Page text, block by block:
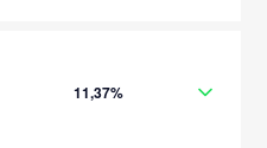
11,37%